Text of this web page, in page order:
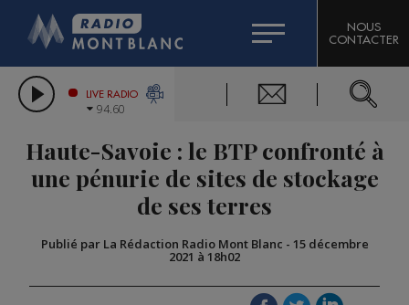
LES CHRONIQUES DE L'EXPERT
CITIZEN MACHINERY
GRAND MASSIF DOMAINES SKIABLES
BIGARD
COMPAGNIE DU MONT-BLANC
NOUS
CONTACTER
LIVE RADIO
94.60
Haute-Savoie : le BTP confronté à
une pénurie de sites de stockage
de ses terres
Publié par La Rédaction Radio Mont Blanc - 15 décembre
2021 à 18h02